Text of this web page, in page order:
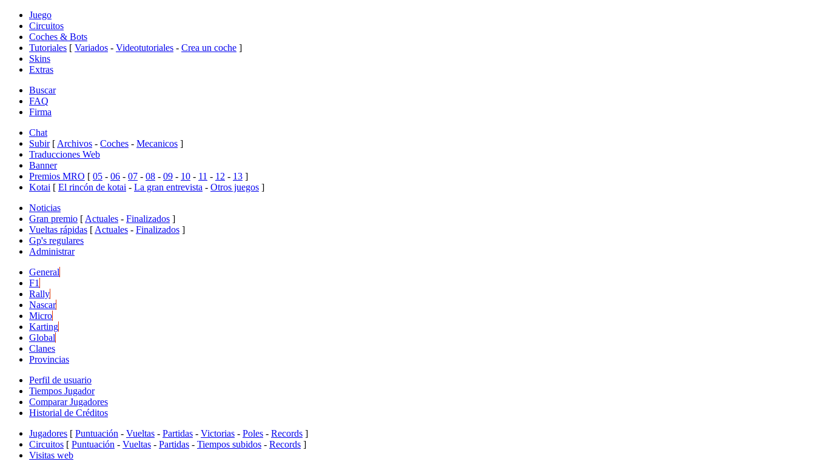
Juego
Circuitos
Coches & Bots
Tutoriales [ Variados - Videotutoriales - Crea un coche ]
Skins
Extras
Buscar
FAQ
Firma
Chat
Subir [ Archivos - Coches - Mecanicos ]
Traducciones Web
Banner
Premios MRO [ 05 - 06 - 07 - 08 - 09 - 10 - 11 - 12 - 13 ]
Kotai [ El rincón de kotai - La gran entrevista - Otros juegos ]
Noticias
Gran premio [ Actuales - Finalizados ]
Vueltas rápidas [ Actuales - Finalizados ]
Gp's regulares
Administrar
General
F1
Rally
Nascar
Micro
Karting
Global
Clanes
Provincias
Perfil de usuario
Tiempos Jugador
Comparar Jugadores
Historial de Créditos
Jugadores [ Puntuación - Vueltas - Partidas - Victorias - Poles - Records ]
Circuitos [ Puntuación - Vueltas - Partidas - Tiempos subidos - Records ]
Visitas web